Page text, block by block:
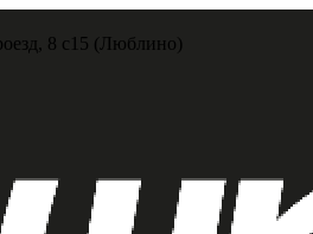
8 с15 (Люблино)